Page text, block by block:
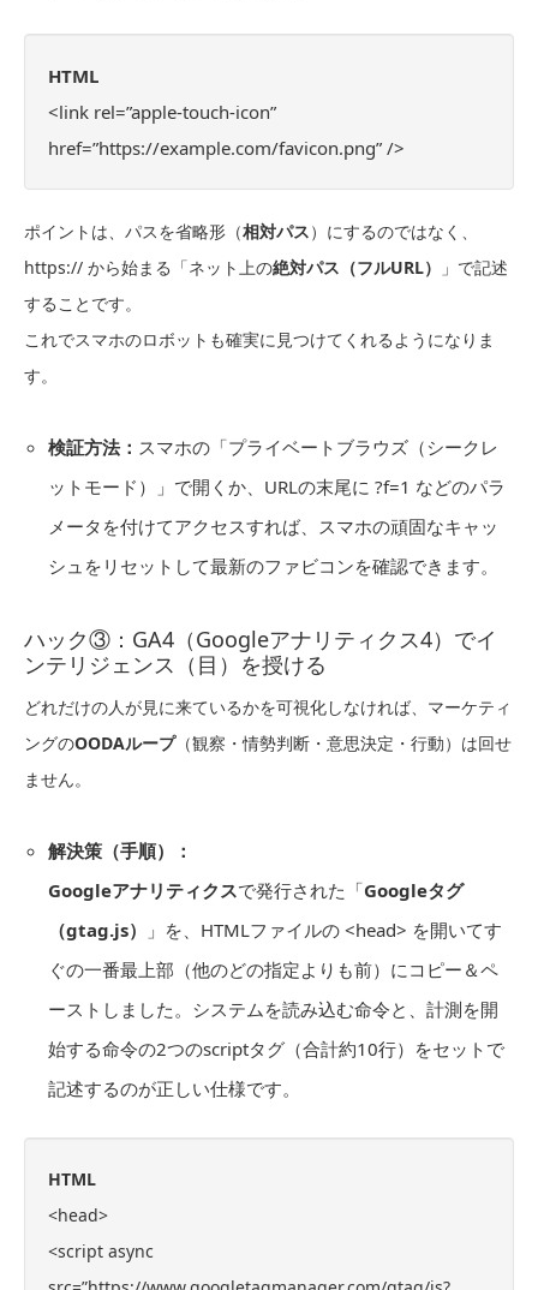
HTML
<link rel=”apple-touch-icon”
href=”https://example.com/favicon.png” />
ポイントは、パスを省略形（相対パス）にするのではなく、
https:// から始まる「ネット上の絶対パス（フルURL）
」で記述
することです。
これでスマホのロボットも確実に見つけてくれるようになりま
す。
検証方法： スマホの「プライベートブラウズ（シークレ
ットモード）」で開くか、URLの末尾に ?f=1 などのパラ
メータを付けてアクセスすれば、スマホの頑固なキャッ
シュをリセットして最新のファビコンを確認できます。
ハック③：GA4（Googleアナリティクス4）でイ
ンテリジェンス（目）を授ける
どれだけの人が見に来ているかを可視化しなければ、マーケティ
ングのOODAループ（観察・情勢判断・意思決定・行動）は回せ
ません。
解決策（手順）：
Googleアナリティクスで発行された「Googleタグ
（gtag.js）
」を、HTMLファイルの <head> を開いてす
ぐの一番最上部（他のどの指定よりも前）にコピー＆ペ
ーストしました。システムを読み込む命令と、計測を開
始する命令の2つのscriptタグ（合計約10行）をセットで
記述するのが正しい仕様です。
HTML
<head>
<script async